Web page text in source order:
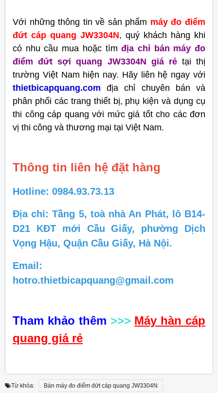
Với những thông tin về sản phẩm máy đo điểm
đứt cáp quang JW3304N, quý khách hàng khi
có nhu cầu mua hoặc tìmđịa chỉ bán máy đo
điểm đứt sợi quang JW3304N giá rẻtại thị
trường Việt Nam hiện nay. Hãy liên hệ ngay với
thietbicapquang.com địa chỉ chuyên bán và
phân phối các trang thiết bị, phụ kiện và dụng cụ
thi công cáp quang với mức giá tốt cho các đơn
vị thi công và thương mại tại Việt Nam.
Thông tin liên hệ đặt hàng
Hotline: 0984.93.73.13
Địa chỉ: Tầng 5, toà nhà An Phát, lô B14-
D21 KĐT mới Cầu Giấy, phường Dịch
Vọng Hậu, Quận Cầu Giấy, Hà Nội.
Email:
hotro.thietbicapquang@gmail.com
Tham khảo thêm >>> Máy hàn cáp
quang giá rẻ
Từ khóa: Bán máy đo điểm đứt cáp quang JW3304N